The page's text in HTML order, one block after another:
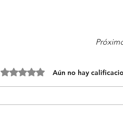
Obtuvo 0 de 5 estrellas.Aún no hay